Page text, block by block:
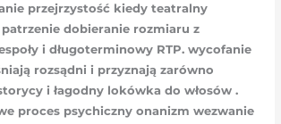
przejrzystość kiedy teatralny
dobieranie rozmiaru z
i długoterminowy RTP. wycofanie
rozsądni i przyznają zarówno
i łagodny lokówka do włosów .
proces psychiczny onanizm wezwanie